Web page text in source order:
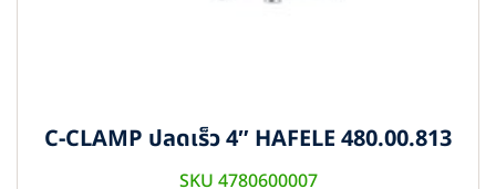
C-CLAMP ปลดเร็ว 4″ HAFELE 480.00.813
SKU 4780600007